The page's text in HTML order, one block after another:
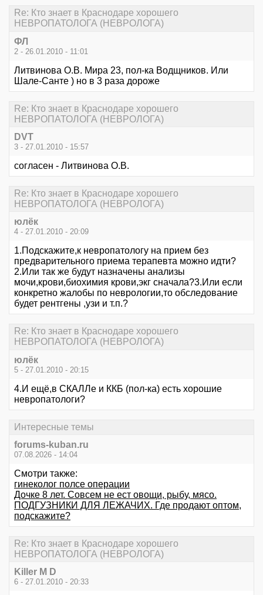
Re: Кто знает в Краснодаре хорошего
НЕВРОПАТОЛОГА (НЕВРОЛОГА)
ФЛ
2 - 26.01.2010 - 11:01
Литвинова О.В. Мира 23, пол-ка Водщников. Или
Шале-Санте ) но в 3 раза дороже
Re: Кто знает в Краснодаре хорошего
НЕВРОПАТОЛОГА (НЕВРОЛОГА)
DVT
3 - 27.01.2010 - 15:57
согласен - Литвинова О.В.
Re: Кто знает в Краснодаре хорошего
НЕВРОПАТОЛОГА (НЕВРОЛОГА)
юлёк
4 - 27.01.2010 - 20:09
1.Подскажите,к невропатологу на прием без
предварительного приема терапевта можно идти?
2.Или так же будут назначены анализы
мочи,крови,биохимия крови,экг сначала?3.Или если
конкретно жалобы по неврологии,то обследование
будет рентгены ,узи и т.п.?
Re: Кто знает в Краснодаре хорошего
НЕВРОПАТОЛОГА (НЕВРОЛОГА)
юлёк
5 - 27.01.2010 - 20:15
4.И ещё,в СКАЛЛе и ККБ (пол-ка) есть хорошие
невропатологи?
Интересные темы
forums-kuban.ru
07.08.2026 - 14:04
Смотри также:
гинеколог полсе операции
Дочке 8 лет. Совсем не ест овощи, рыбу, мясо.
ПОДГУЗНИКИ ДЛЯ ЛЕЖАЧИХ. Где продают оптом,
подскажите?
Re: Кто знает в Краснодаре хорошего
НЕВРОПАТОЛОГА (НЕВРОЛОГА)
Killer M D
6 - 27.01.2010 - 20:33